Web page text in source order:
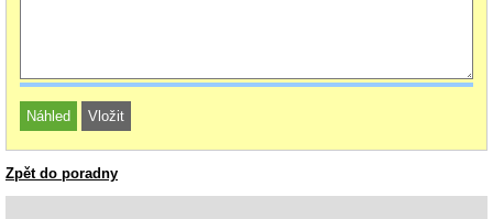
Zpět do poradny